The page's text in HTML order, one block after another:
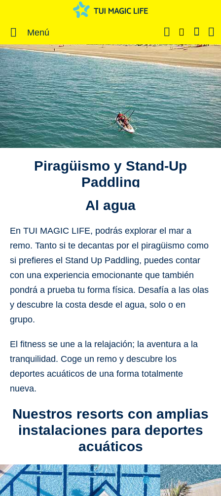
Menú
Piragüismo y Stand-Up
Paddling
Al agua
En TUI MAGIC LIFE, podrás explorar el mar a
remo. Tanto si te decantas por el piragüismo como
si prefieres el Stand Up Paddling, puedes contar
con una experiencia emocionante que también
pondrá a prueba tu forma física. Desafía a las olas
y descubre la costa desde el agua, solo o en
grupo.
El fitness se une a la relajación; la aventura a la
tranquilidad. Coge un remo y descubre los
deportes acuáticos de una forma totalmente
nueva.
Nuestros resorts con amplias
instalaciones para deportes
acuáticos